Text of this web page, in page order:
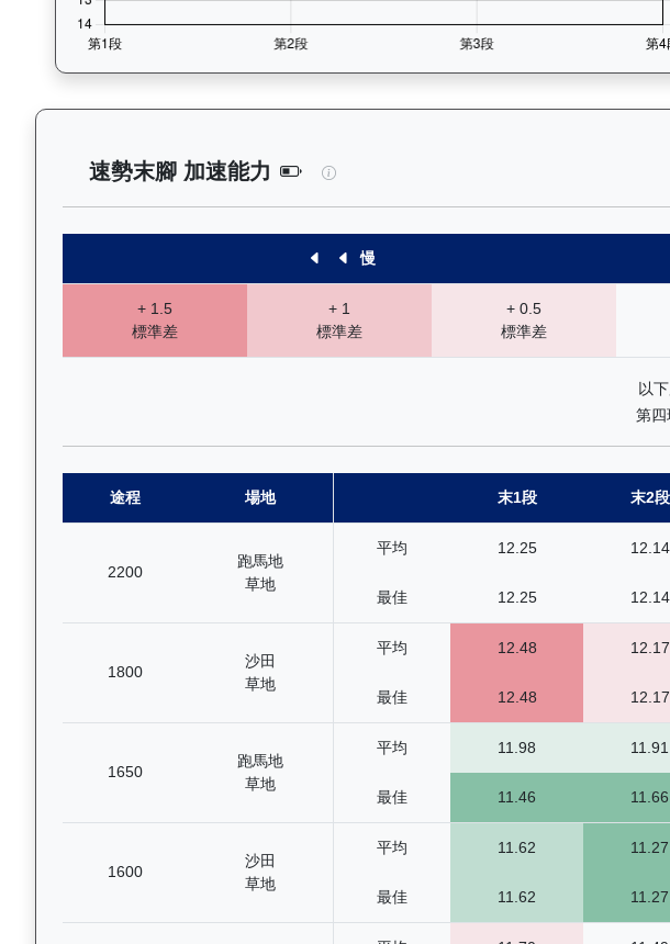
速勢末腳 加速能力 加州活力（J131）— 速勢末腳加
慢
+ 1.5
標準差
+ 1
標準差
+ 0.5
標準差
以
第四
途程 場地 末1段 末2段
2200
跑馬地
草地
平均 12.25 12.14
最佳 12.25 12.14
1800
沙田
草地
平均 12.48 12.17
最佳 12.48 12.17
1650
跑馬地
草地
平均 11.98 11.91
最佳 11.46 11.66
1600
沙田
草地
平均 11.62 11.27
最佳 11.62 11.27